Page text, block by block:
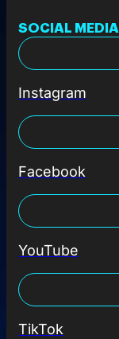
SOCIAL MEDIA
Instagram
Facebook
YouTube
TikTok